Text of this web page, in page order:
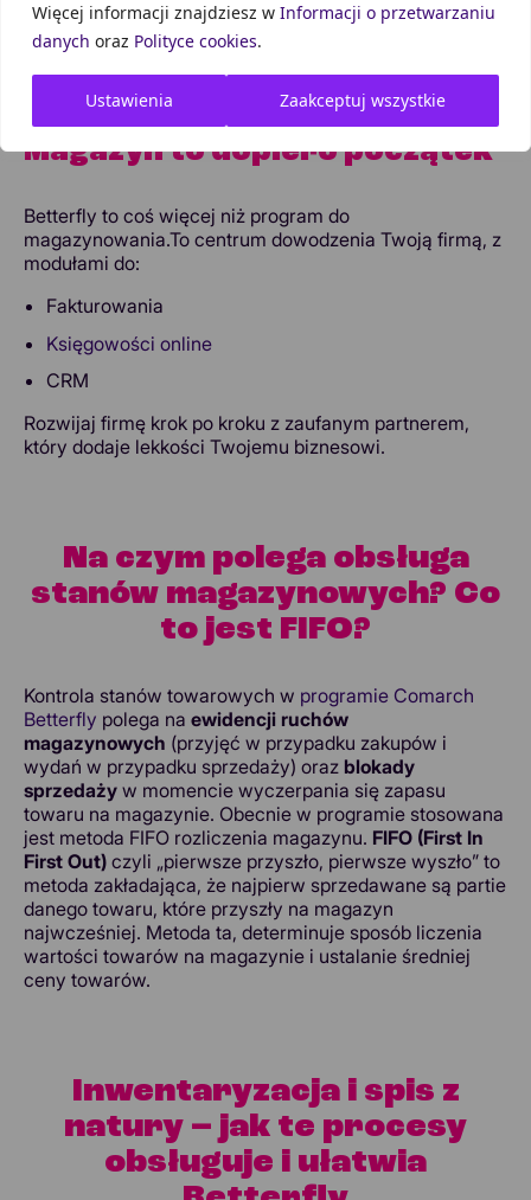
Więcej informacji znajdziesz w Informacji o przetwarzaniu
danych oraz Polityce cookies.
Ustawienia Zaakceptuj wszystkie
Magazyn to dopiero początek
Betterfly to coś więcej niż program do
magazynowania.To centrum dowodzenia Twoją firmą, z
modułami do:
Fakturowania
Księgowości online
CRM
Rozwijaj firmę krok po kroku z zaufanym partnerem,
który dodaje lekkości Twojemu biznesowi.
Na czym polega obsługa
stanów magazynowych? Co
to jest FIFO?
Kontrola stanów towarowych w programie Comarch
Betterfly polega na ewidencji ruchów
magazynowych (przyjęć w przypadku zakupów i
wydań w przypadku sprzedaży) oraz blokady
sprzedaży w momencie wyczerpania się zapasu
towaru na magazynie. Obecnie w programie stosowana
jest metoda FIFO rozliczenia magazynu. FIFO (First In
First Out) czyli „pierwsze przyszło, pierwsze wyszło” to
metoda zakładająca, że najpierw sprzedawane są partie
danego towaru, które przyszły na magazyn
najwcześniej. Metoda ta, determinuje sposób liczenia
wartości towarów na magazynie i ustalanie średniej
ceny towarów.
Inwentaryzacja i spis z
natury – jak te procesy
obsługuje i ułatwia